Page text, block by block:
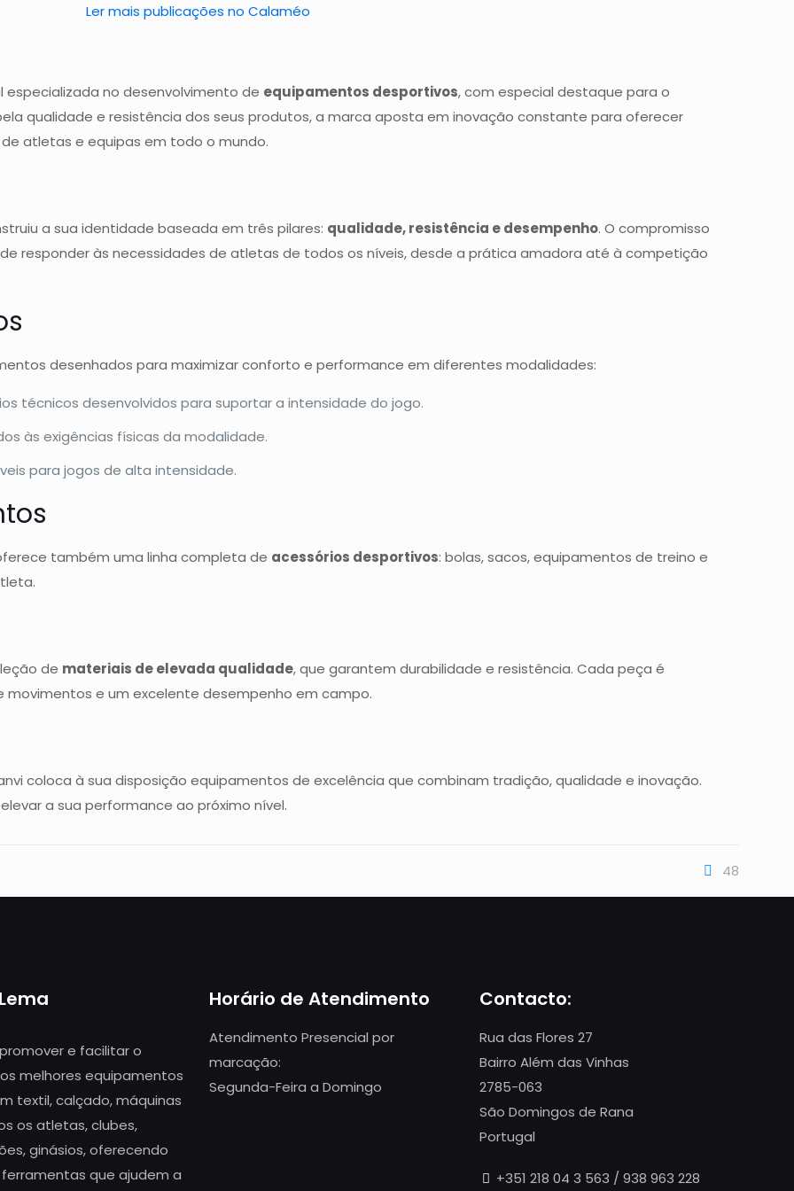
Ler mais publicações no Calaméo
no desenvolvimento de equipamentos desportivos, com especial destaque para o
qualidade e resistência dos seus produtos, a marca aposta em inovação constante para oferecer
atletas e equipas em todo o mundo.
a sua identidade baseada em três pilares: qualidade, resistência e desempenho. O compromisso
responder às necessidades de atletas de todos os níveis, desde a prática amadora até à competição
desenhados para maximizar conforto e performance em diferentes modalidades:
técnicos desenvolvidos para suportar a intensidade do jogo.
às exigências físicas da modalidade.
para jogos de alta intensidade.
também uma linha completa de acessórios desportivos: bolas, sacos, equipamentos de treino e
de materiais de elevada qualidade, que garantem durabilidade e resistência. Cada peça é
e um excelente desempenho em campo.
coloca à sua disposição equipamentos de excelência que combinam tradição, qualidade e inovação.
a sua performance ao próximo nível.
48
e facilitar o
melhores equipamentos
textil, calçado, máquinas
os atletas, clubes,
ginásios, oferecendo
que ajudem a
Horário de Atendimento
Atendimento Presencial por
marcação:
Segunda-Feira a Domingo
Contacto:
Rua das Flores 27
Bairro Além das Vinhas
2785-063
São Domingos de Rana
Portugal
+351 218 04 3 563 / 938 963 228